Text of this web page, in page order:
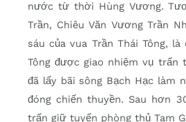
nước từ thời Hùng Vương.
Trần, Chiêu Văn Vương Trần
sáu của vua Trần Thái Tông, là
Tông được giao nhiệm vụ trấn
đã lấy bãi sông Bạch Hạc làm
đóng chiến thuyền. Sau hơn
trấn giữ tuyến phòng thủ Tam